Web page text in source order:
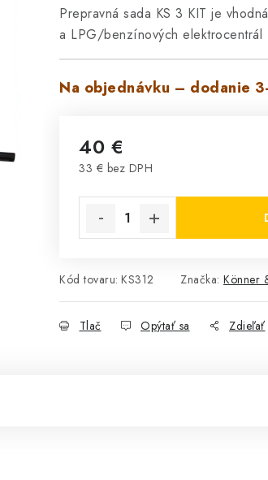
Prepravná sada KS 3 KIT je
a LPG/benzínových elektrocentrál
Na objednávku – dodanie
40 €
33 € bez DPH
Kód tovaru: KS312 Značka: Könner
Tlač Opýtať sa Zdieľať